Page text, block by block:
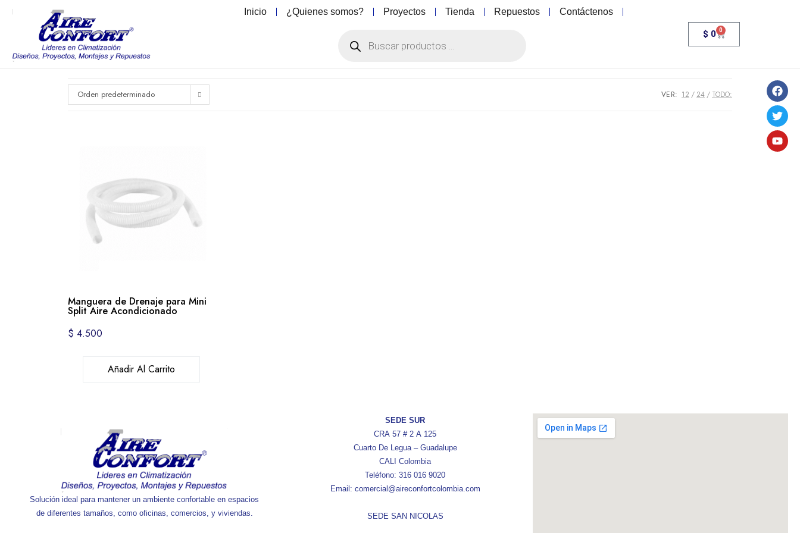
Inicio ¿Quienes somos? Proyectos Tienda Repuestos Contáctenos
$ 0 0
Orden predeterminado VER: 12 24 TODO:
Manguera de Drenaje para Mini
Split Aire Acondicionado
$ 4.500
Añadir Al Carrito
Solución ideal para mantener un ambiente confortable en espacios
de diferentes tamaños, como oficinas, comercios, y viviendas.
SEDE SUR
CRA 57 # 2 A 125
Cuarto De Legua – Guadalupe
CALI Colombia
Teléfono: 316 016 9020
Email: comercial@aireconfortcolombia.com
SEDE SAN NICOLAS